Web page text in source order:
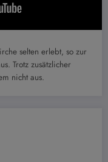
selten erlebt, so zur
Trotz zusätzlicher
nicht aus.